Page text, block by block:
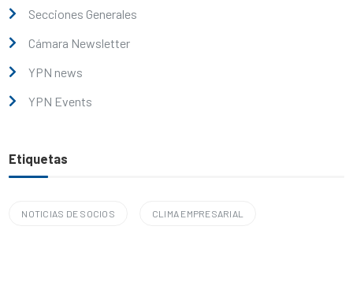
Secciones Generales
Cámara Newsletter
YPN news
YPN Events
Etiquetas
NOTICIAS DE SOCIOS CLIMA EMPRESARIAL